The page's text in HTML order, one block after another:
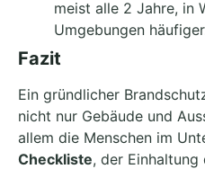
meist alle 2 Jahre, in
Umgebungen
Fazit
Ein gründlicher
nicht nur Gebäude und
allem die Menschen im
Checkliste, der Einhaltung